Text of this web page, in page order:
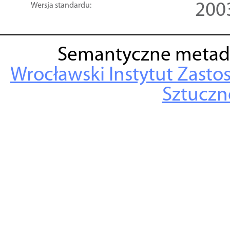
Wersja standardu:
Semantyczne
Wrocławski Instytut